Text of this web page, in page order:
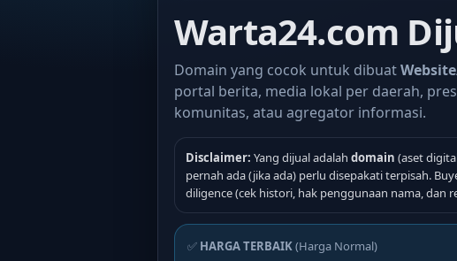
Warta24.com
Domain yang cocok untuk dibuat
portal berita, media lokal per daerah,
komunitas, atau agregator informasi.
Disclaimer: Yang dijual adalah domain (aset
pernah ada (jika ada) perlu disepakati terpisah.
diligence (cek histori, hak penggunaan nama, dan
✅ HARGA TERBAIK(Harga Normal)